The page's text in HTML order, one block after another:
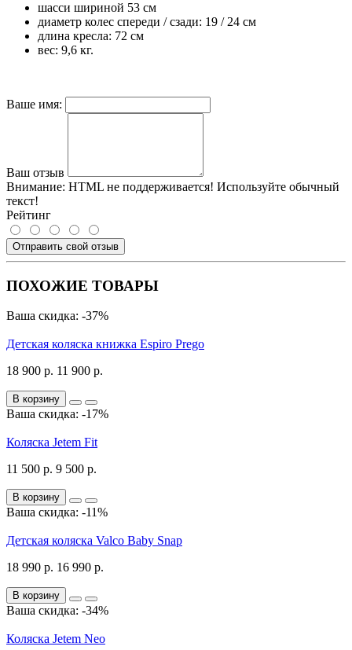
шасси шириной 53 см
диаметр колес спереди / сзади: 19 / 24 см
длина кресла: 72 см
вес: 9,6 кг.
Ваше имя:
Ваш отзыв
Внимание: HTML не поддерживается! Используйте обычный
текст!
Рейтинг
Отправить свой отзыв
ПОХОЖИЕ ТОВАРЫ
Ваша скидка: -37%
Детская коляска книжка Espiro Prego
18 900 р. 11 900 р.
В корзину
Ваша скидка: -17%
Коляска Jetem Fit
11 500 р. 9 500 р.
В корзину
Ваша скидка: -11%
Детская коляска Valco Baby Snap
18 990 р. 16 990 р.
В корзину
Ваша скидка: -34%
Коляска Jetem Neo